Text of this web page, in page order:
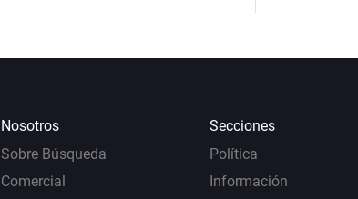
Nosotros
Sobre Búsqueda
Comercial
Secciones
Política
Información